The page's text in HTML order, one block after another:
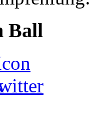
Ball